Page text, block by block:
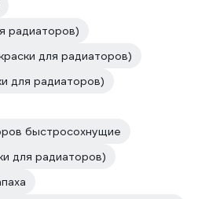
радиаторов)
для радиаторов)
для радиаторов)
быстросохнущие
для радиаторов)